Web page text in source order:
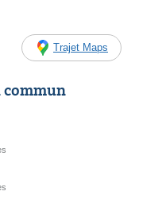
Trajet Maps